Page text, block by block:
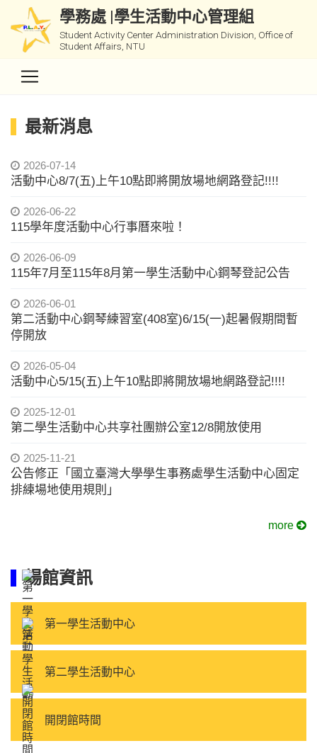
學務處 |學生活動中心管理組
Student Activity Center Administration Division, Office of
Student Affairs, NTU
最新消息
2026-07-14
活動中心8/7(五)上午10點即將開放場地網路登記!!!!
2026-06-22
115學年度活動中心行事曆來啦！
2026-06-09
115年7月至115年8月第一學生活動中心鋼琴登記公告
2026-06-01
第二活動中心鋼琴練習室(408室)6/15(一)起暑假期間暫
停開放
2026-05-04
活動中心5/15(五)上午10點即將開放場地網路登記!!!!
2025-12-01
第二學生活動中心共享社團辦公室12/8開放使用
2025-11-21
公告修正「國立臺灣大學學生事務處學生活動中心固定
排練場地使用規則」
more
場館資訊
第一學生活動中心
第二學生活動中心
開閉館時間